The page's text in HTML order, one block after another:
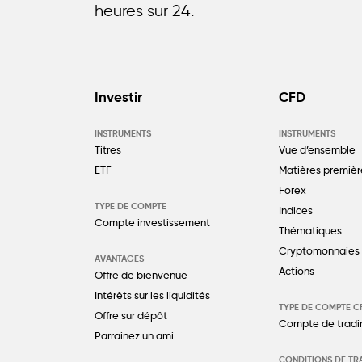
heures sur 24.
Investir
INSTRUMENTS
Titres
ETF
TYPE DE COMPTE
Compte investissement
AVANTAGES
Offre de bienvenue
Intérêts sur les liquidités
Offre sur dépôt
Parrainez un ami
CFD
INSTRUMENTS
Vue d’ensemble
Matières
Forex
Indices
Thématiques
Cryptomonnaies
Actions
TYPE DE COMPTE
Compte de
CONDITIONS DE